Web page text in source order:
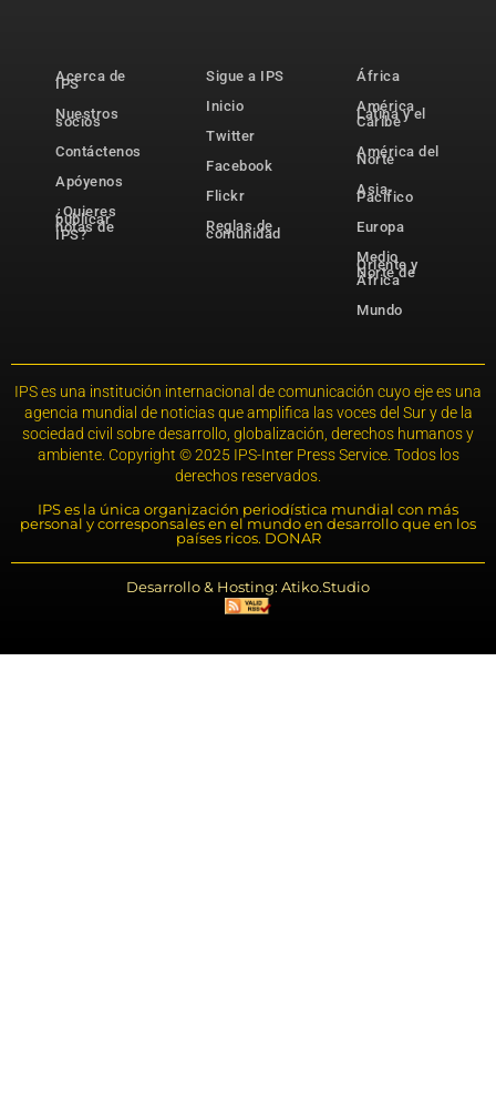
Acerca de
IPS
Nuestros
socios
Contáctenos
Apóyenos
¿Quieres
publicar
notas de
IPS?
Sigue a IPS
Inicio
Twitter
Facebook
Flickr
Reglas de
comunidad
África
América
Latina y el
Caribe
América del
Norte
Asia-
Pacífico
Europa
Medio
Oriente y
Norte de
África
Mundo
IPS es una institución internacional de comunicación cuyo eje es una
agencia mundial de noticias que amplifica las voces del Sur y de la
sociedad civil sobre desarrollo, globalización, derechos humanos y
ambiente. Copyright © 2025 IPS-Inter Press Service. Todos los
derechos reservados.
IPS es la única organización periodística mundial con más
personal y corresponsales en el mundo en desarrollo que en los
países ricos. DONAR
Desarrollo & Hosting: Atiko.Studio